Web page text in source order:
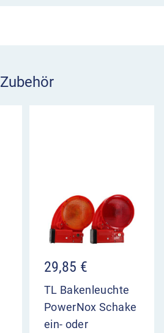
Zubehör
29,85 €
TL Bakenleuchte
PowerNox Schake
ein- oder